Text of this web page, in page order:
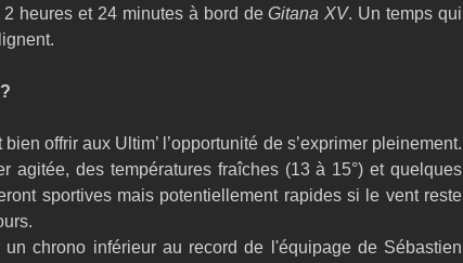
2 heures et 24 minutes à bord de Gitana XV. Un temps qui
offrir aux Ultim’ l’opportunité de s’exprimer pleinement.
agitée, des températures fraîches (13 à 15°) et quelques
sportives mais potentiellement rapides si le vent reste
chrono inférieur au record de l'équipage de Sébastien